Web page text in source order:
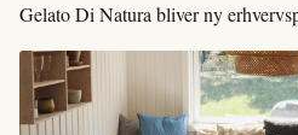
Gelato Di Natura bliver ny